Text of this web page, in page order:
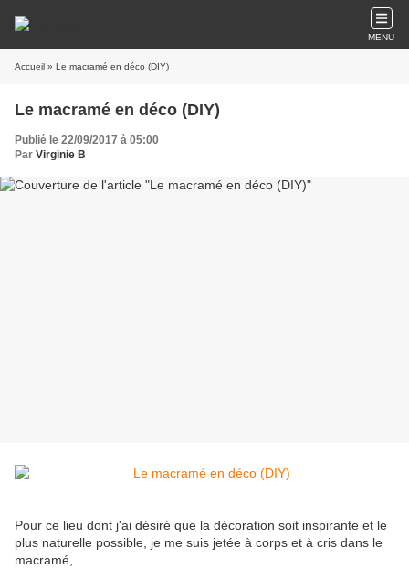
MENU
Accueil » Le macramé en déco (DIY)
Le macramé en déco (DIY)
Publié le 22/09/2017 à 05:00
Par Virginie B
Pour ce lieu dont j'ai désiré que la décoration soit inspirante et le
plus naturelle possible, je me suis jetée à corps et à cris dans le
macramé,